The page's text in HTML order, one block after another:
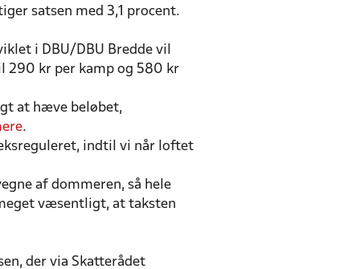
satsen med 3,1 procent.
i DBU/DBU Bredde vil
290 kr per kamp og 580 kr
at hæve beløbet,
.
indtil vi når loftet
af dommeren, så hele
væsentligt, at taksten
der via Skatterådet